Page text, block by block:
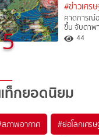
5
#ข่าวเศร
คาดการณ์
ขึ้น จับตาพ
44
ท็กยอดนิยม
สภาพอากาศ #ย่อโลกเศร